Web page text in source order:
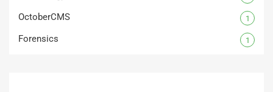
OctoberCMS 1
Forensics 1